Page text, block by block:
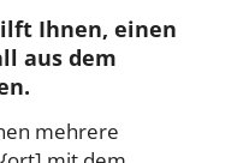
Ihnen, einen
aus dem
mehrere